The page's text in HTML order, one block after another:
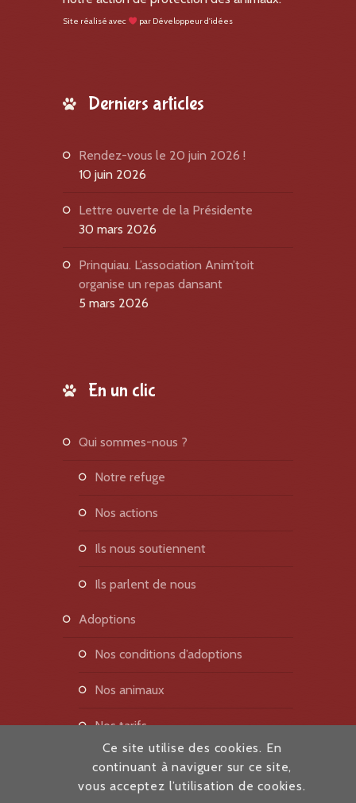
Site réalisé avec par Développeur d'idées
Derniers articles
Rendez-vous le 20 juin 2026 !
10 juin 2026
Lettre ouverte de la Présidente
30 mars 2026
Prinquiau. L’association Anim’toit
organise un repas dansant
5 mars 2026
En un clic
qui sommes-nous ?
notre refuge
nos actions
ils nous soutiennent
ils parlent de nous
adoptions
nos conditions d’adoptions
nos animaux
nos tarifs
actualités
Ce site utilise des cookies. En
continuant à naviguer sur ce site,
vous acceptez l’utilisation de cookies.